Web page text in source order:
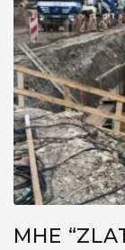
MHE